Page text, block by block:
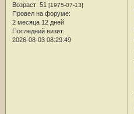
Возраст: 51 [1975-07-13]
Провел на форуме:
2 месяца 12 дней
Последний визит:
2026-08-03 08:29:49